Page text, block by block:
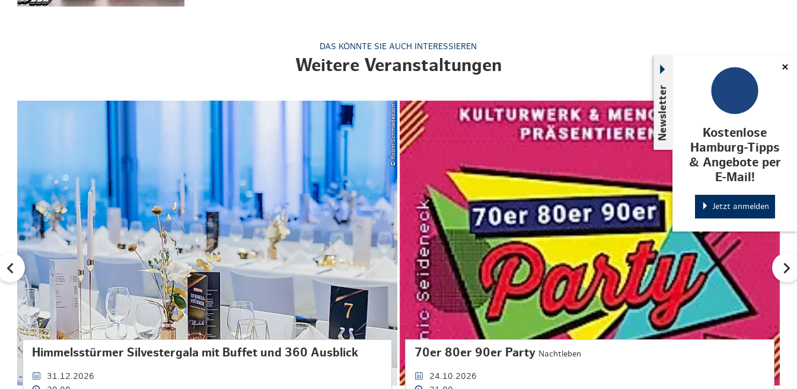
Newsletter
Kostenlose
Hamburg-Tipps
& Angebote per
E-Mail!
Jetzt anmelden
DAS KÖNNTE SIE AUCH INTERESSIEREN
Weitere Veranstaltungen
© Robin Schmiedebach
Himmelsstürmer Silvestergala mit Buffet und 360 Ausblick
31.12.2026
70er 80er 90er Party Nachtleben
24.10.2026